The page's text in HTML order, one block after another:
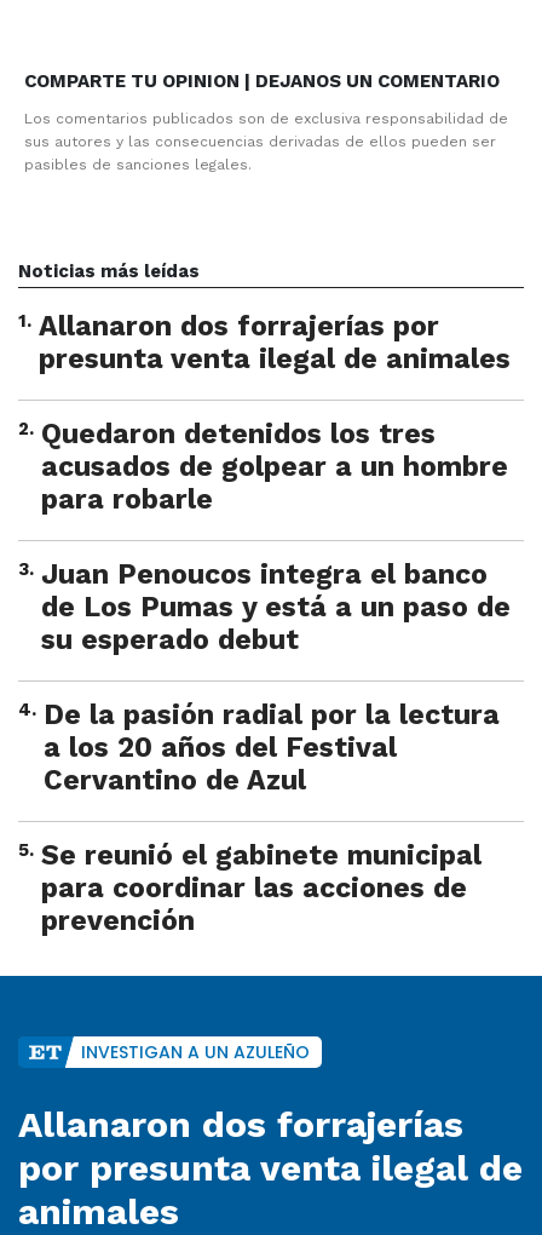
COMPARTE TU OPINION | DEJANOS UN COMENTARIO
Los comentarios publicados son de exclusiva responsabilidad de
sus autores y las consecuencias derivadas de ellos pueden ser
pasibles de sanciones legales.
Noticias más leídas
1. Allanaron dos forrajerías por
presunta venta ilegal de animales
2. Quedaron detenidos los tres
acusados de golpear a un hombre
para robarle
3. Juan Penoucos integra el banco
de Los Pumas y está a un paso de
su esperado debut
4. De la pasión radial por la lectura
a los 20 años del Festival
Cervantino de Azul
5. Se reunió el gabinete municipal
para coordinar las acciones de
prevención
INVESTIGAN A UN AZULEÑO
Allanaron dos forrajerías
por presunta venta ilegal de
animales